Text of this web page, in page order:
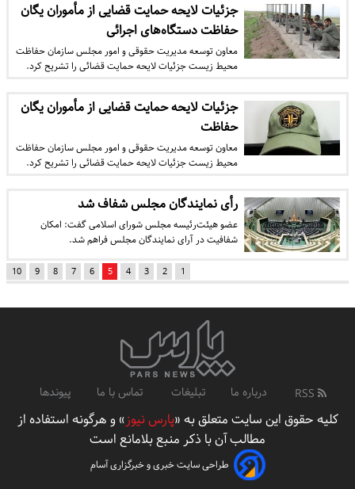
جزئیات لایحه حمایت قضایی از مأموران یگان
حفاظت دستگاه‌های اجرائی
​معاون توسعه مدیریت حقوقی و امور مجلس سازمان حفاظت
محیط زیست جزئیات لایحه حمایت قضائی را تشریح کرد.
جزئیات لایحه حمایت قضایی از مأموران یگان
حفاظت
معاون توسعه مدیریت حقوقی و امور مجلس سازمان حفاظت
محیط زیست جزئیات لایحه حمایت قضائی را تشریح کرد.
رأی نمایندگان مجلس شفاف شد
عضو هیئت‌رئیسه مجلس شورای اسلامی گفت: امکان
شفافیت در آرای نمایندگان مجلس فراهم شد.
1
2
3
4
5
6
7
8
9
10
درباره ما تبلیغات تماس با ما پیوندها
کلیه حقوق این سایت متعلق به «پارس نیوز» و هرگونه استفاده از
مطالب آن با ذکر منبع بلامانع است
طراحی سایت خبری و خبرگزاری آسام